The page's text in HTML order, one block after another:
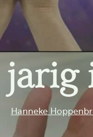
jarig
Hanneke